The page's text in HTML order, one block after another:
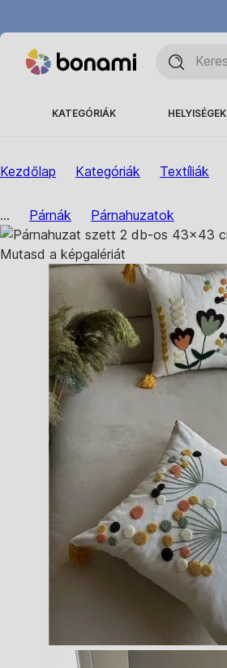
KATEGÓRIÁK HELYISÉGEK
Kezdőlap Kategóriák Textíliák
... Párnák Párnahuzatok
Mutasd a képgalériát